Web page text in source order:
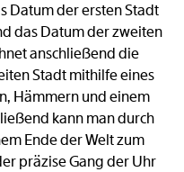
Datum der ersten Stadt
das Datum der zweiten
anschließend die
Stadt mithilfe eines
Hämmern und einem
kann man durch
Ende der Welt zum
präzise Gang der Uhr